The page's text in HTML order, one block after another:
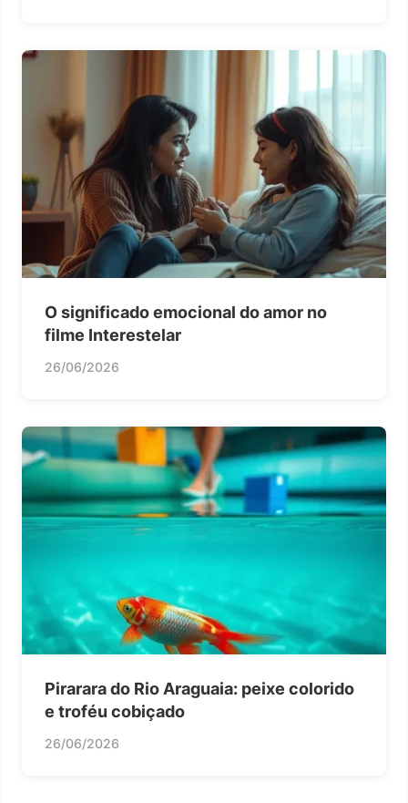
O significado emocional do amor no
filme Interestelar
26/06/2026
Pirarara do Rio Araguaia: peixe colorido
e troféu cobiçado
26/06/2026